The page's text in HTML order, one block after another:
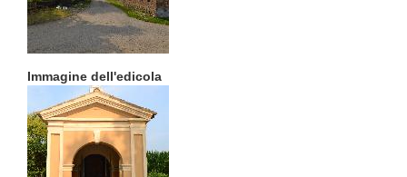
Immagine dell'edicola